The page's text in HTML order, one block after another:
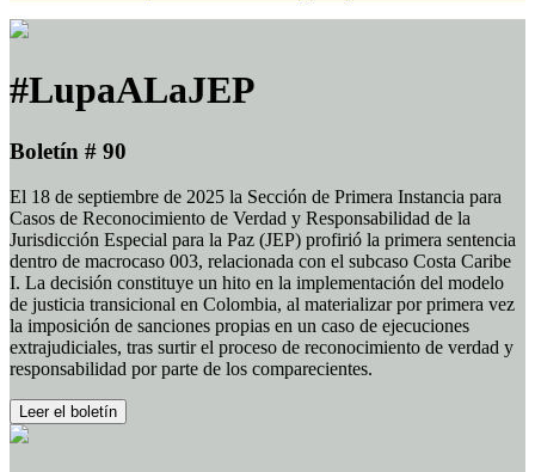
#LupaALaJEP
Boletín # 90
El 18 de septiembre de 2025 la Sección de Primera Instancia para
Casos de Reconocimiento de Verdad y Responsabilidad de la
Jurisdicción Especial para la Paz (JEP) profirió la primera sentencia
dentro de macrocaso 003, relacionada con el subcaso Costa Caribe
I. La decisión constituye un hito en la implementación del modelo
de justicia transicional en Colombia, al materializar por primera vez
la imposición de sanciones propias en un caso de ejecuciones
extrajudiciales, tras surtir el proceso de reconocimiento de verdad y
responsabilidad por parte de los comparecientes.
Leer el boletín